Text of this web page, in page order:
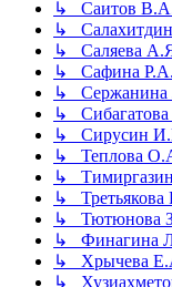
↳ Саитов
↳
↳ Саляева
↳ Сафина Р.А.
↳ Сержанина
↳ Сибагатова
↳ Сирусин
↳ Теплова
↳
↳ Третьякова
↳ Тютюнова
↳ Финагина
↳ Хрычева
↳